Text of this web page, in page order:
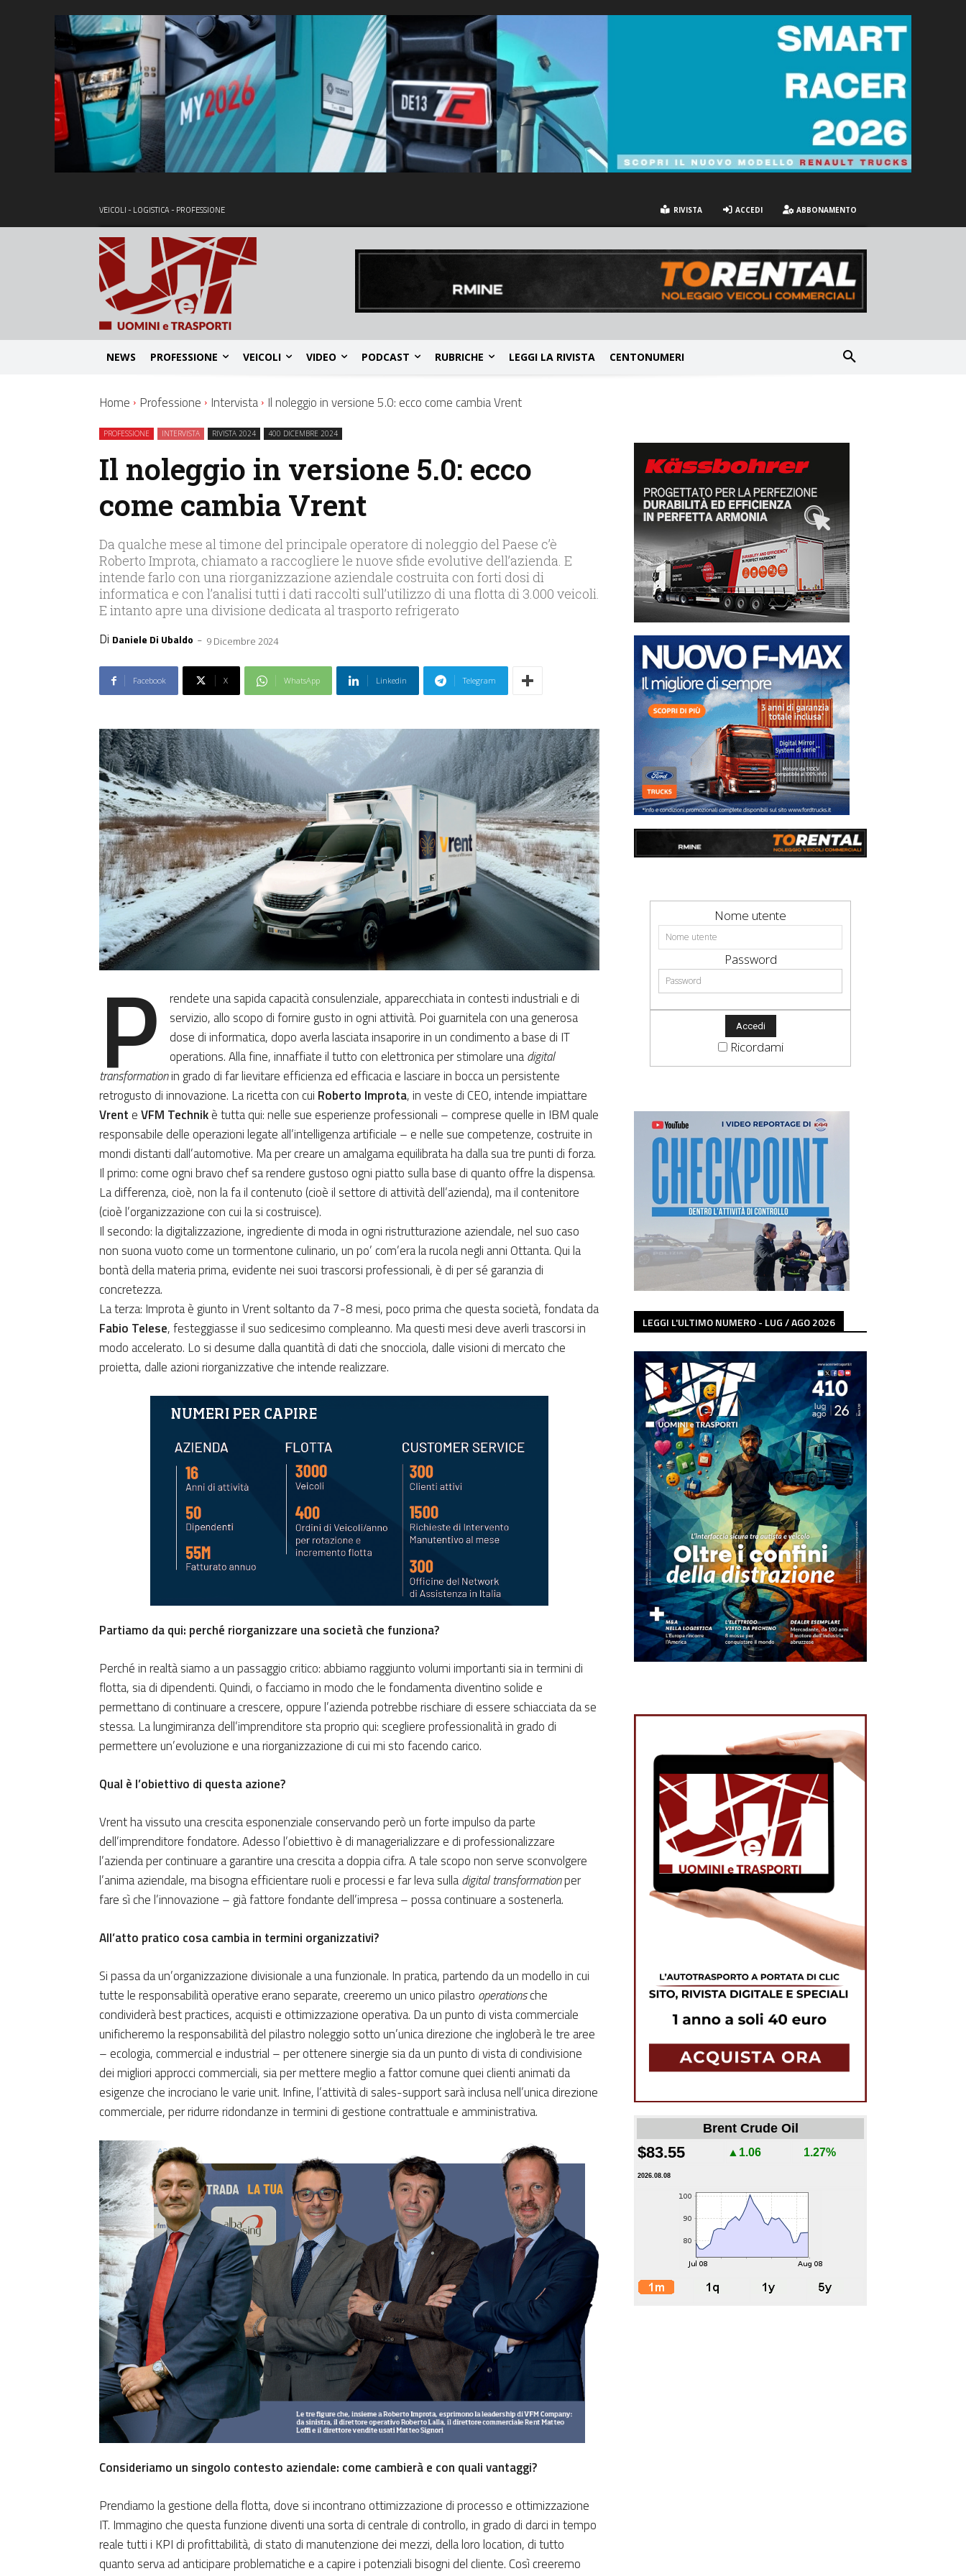
VEICOLI - LOGISTICA - PROFESSIONE RIVISTA ACCEDI ABBONAMENTO
NEWS PROFESSIONE VEICOLI VIDEO PODCAST RUBRICHE LEGGI LA RIVISTA CENTONUMERI
Home Professione Intervista Il noleggio in versione 5.0: ecco come cambia Vrent
PROFESSIONE INTERVISTA RIVISTA 2024 400 DICEMBRE 2024
Il noleggio in versione 5.0: ecco
come cambia Vrent
Da qualche mese al timone del principale operatore di noleggio del Paese c’è
Roberto Improta, chiamato a raccogliere le nuove sfide evolutive dell’azienda. E
intende farlo con una riorganizzazione aziendale costruita con forti dosi di
informatica e con l’analisi tutti i dati raccolti sull’utilizzo di una flotta di 3.000 veicoli.
E intanto apre una divisione dedicata al trasporto refrigerato
Di Daniele Di Ubaldo - 9 Dicembre 2024
Facebook X WhatsApp Linkedin Telegram
P rendete una sapida capacità consulenziale, apparecchiata in contesti industriali e di
servizio, allo scopo di fornire gusto in ogni attività. Poi guarnitela con una generosa
dose di informatica, dopo averla lasciata insaporire in un condimento a base di IT
operations. Alla fine, innaffiate il tutto con elettronica per stimolare unadigital
transformationin grado di far lievitare efficienza ed efficacia e lasciare in bocca un persistente
retrogusto di innovazione. La ricetta con cui Roberto Improta, in veste di CEO, intende impiattare
Vrent eVFM Technikè tutta qui: nelle sue esperienze professionali – comprese quelle in IBM quale
responsabile delle operazioni legate all’intelligenza artificiale – e nelle sue competenze, costruite in
mondi distanti dall’automotive. Ma per creare un amalgama equilibrata ha dalla sua tre punti di forza.
Il primo: come ogni bravo chef sa rendere gustoso ogni piatto sulla base di quanto offre la dispensa.
La differenza, cioè, non la fa il contenuto (cioè il settore di attività dell’azienda), ma il contenitore
(cioè l’organizzazione con cui la si costruisce).
Il secondo: la digitalizzazione, ingrediente di moda in ogni ristrutturazione aziendale, nel suo caso
non suona vuoto come un tormentone culinario, un po’ com’era la rucola negli anni Ottanta. Qui la
bontà della materia prima, evidente nei suoi trascorsi professionali, è di per sé garanzia di
concretezza.
La terza: Improta è giunto in Vrent soltanto da 7-8 mesi, poco prima che questa società, fondata da
Fabio Telese, festeggiasse il suo sedicesimo compleanno. Ma questi mesi deve averli trascorsi in
modo accelerato. Lo si desume dalla quantità di dati che snocciola, dalle visioni di mercato che
proietta, dalle azioni riorganizzative che intende realizzare.
Partiamo da qui: perché riorganizzare una società che funziona?
Perché in realtà siamo a un passaggio critico: abbiamo raggiunto volumi importanti sia in termini di
flotta, sia di dipendenti. Quindi, o facciamo in modo che le fondamenta diventino solide e
permettano di continuare a crescere, oppure l’azienda potrebbe rischiare di essere schiacciata da se
stessa. La lungimiranza dell’imprenditore sta proprio qui: scegliere professionalità in grado di
permettere un’evoluzione e una riorganizzazione di cui mi sto facendo carico.
Qual è l’obiettivo di questa azione?
Vrent ha vissuto una crescita esponenziale conservando però un forte impulso da parte
dell’imprenditore fondatore. Adesso l’obiettivo è di managerializzare e di professionalizzare
l’azienda per continuare a garantire una crescita a doppia cifra. A tale scopo non serve sconvolgere
l’anima aziendale, ma bisogna efficientare ruoli e processi e far leva sulladigital transformationper
fare sì che l’innovazione – già fattore fondante dell’impresa – possa continuare a sostenerla.
All’atto pratico cosa cambia in termini organizzativi?
Si passa da un’organizzazione divisionale a una funzionale. In pratica, partendo da un modello in cui
tutte le responsabilità operative erano separate, creeremo un unico pilastro operationsche
condividerà best practices, acquisti e ottimizzazione operativa. Da un punto di vista commerciale
unificheremo la responsabilità del pilastro noleggio sotto un’unica direzione che ingloberà le tre aree
– ecologia, commercial e industrial – per ottenere sinergie sia da un punto di vista di condivisione
dei migliori approcci commerciali, sia per mettere meglio a fattor comune quei clienti animati da
esigenze che incrociano le varie unit. Infine, l’attività di sales-support sarà inclusa nell’unica direzione
commerciale, per ridurre ridondanze in termini di gestione contrattuale e amministrativa.
Consideriamo un singolo contesto aziendale: come cambierà e con quali vantaggi?
Prendiamo la gestione della flotta, dove si incontrano ottimizzazione di processo e ottimizzazione
IT. Immagino che questa funzione diventi una sorta di centrale di controllo, in grado di darci in tempo
reale tutti i KPI di profittabilità, di stato di manutenzione dei mezzi, della loro location, di tutto
quanto serva ad anticipare problematiche e a capire i potenziali bisogni del cliente. Così creeremo
Nome utente
Password
Ricordami
LEGGI L'ULTIMO NUMERO - LUG / AGO 2026
Brent Crude Oil
$83.55 ▲1.06 1.27%
2026.08.08